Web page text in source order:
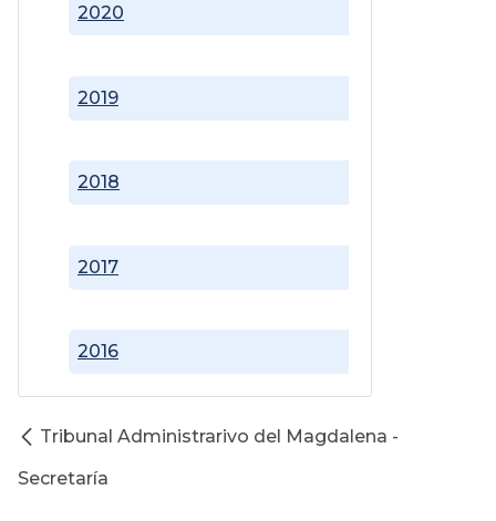
2016
2017
2018
2019
2020
Tribunal Administrarivo del Magdalena -
Secretaría